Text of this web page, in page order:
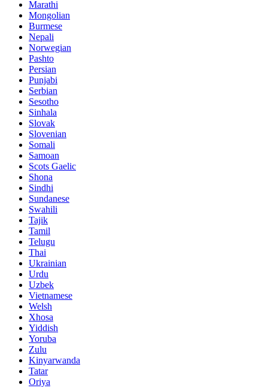
Marathi
Mongolian
Burmese
Nepali
Norwegian
Pashto
Persian
Punjabi
Serbian
Sesotho
Sinhala
Slovak
Slovenian
Somali
Samoan
Scots Gaelic
Shona
Sindhi
Sundanese
Swahili
Tajik
Tamil
Telugu
Thai
Ukrainian
Urdu
Uzbek
Vietnamese
Welsh
Xhosa
Yiddish
Yoruba
Zulu
Kinyarwanda
Tatar
Oriya